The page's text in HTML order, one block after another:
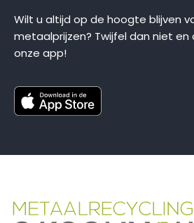
Wilt u altijd op de hoogte blijven
metaalprijzen? Twijfel dan niet en
onze app!